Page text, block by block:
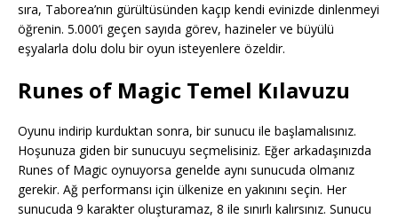
sıra, Taborea’nın gürültüsünden kaçıp kendi evinizde dinlenmeyi
öğrenin. 5.000’i geçen sayıda görev, hazineler ve büyülü
eşyalarla dolu dolu bir oyun isteyenlere özeldir.
Runes of Magic Temel Kılavuzu
Oyunu indirip kurduktan sonra, bir sunucu ile başlamalısınız.
Hoşunuza giden bir sunucuyu seçmelisiniz. Eğer arkadaşınızda
Runes of Magic oynuyorsa genelde aynı sunucuda olmanız
gerekir. Ağ performansı için ülkenize en yakınını seçin. Her
sunucuda 9 karakter oluşturamaz, 8 ile sınırlı kalırsınız. Sunucu